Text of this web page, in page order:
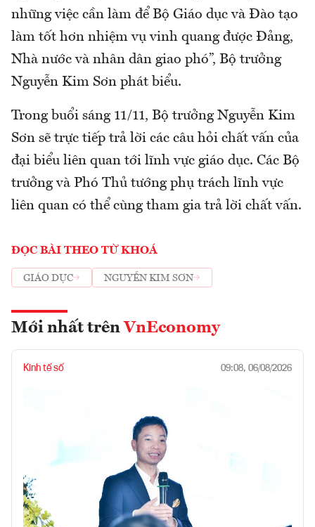
những việc cần làm để Bộ Giáo dục và Đào tạo
làm tốt hơn nhiệm vụ vinh quang được Đảng,
Nhà nước và nhân dân giao phó”, Bộ trưởng
Nguyễn Kim Sơn phát biểu.
Trong buổi sáng 11/11, Bộ trưởng Nguyễn Kim
Sơn sẽ trực tiếp trả lời các câu hỏi chất vấn của
đại biểu liên quan tới lĩnh vực giáo dục. Các Bộ
trưởng và Phó Thủ tướng phụ trách lĩnh vực
liên quan có thể cùng tham gia trả lời chất vấn.
ĐỌC BÀI THEO TỪ KHOÁ
GIÁO DỤC NGUYỄN KIM SƠN
Mới nhất trên VnEconomy
Kinh tế số 09:08, 06/08/2026